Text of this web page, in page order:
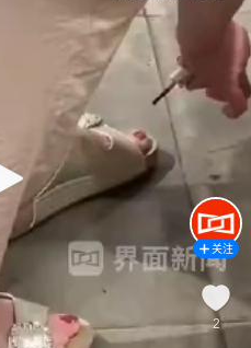
关注
2